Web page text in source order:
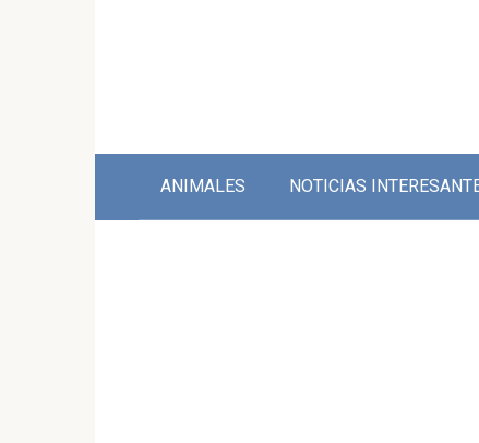
ANIMALES NOTICIAS